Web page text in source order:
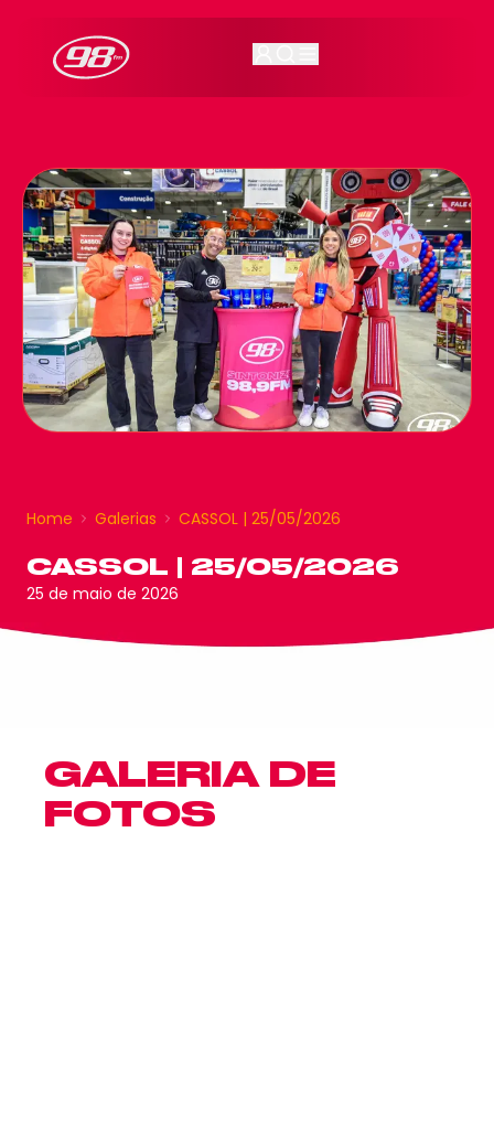
98FM Curitiba
Home Galerias CASSOL | 25/05/2026
CASSOL | 25/05/2026
25 de maio de 2026
GALERIA DE
FOTOS